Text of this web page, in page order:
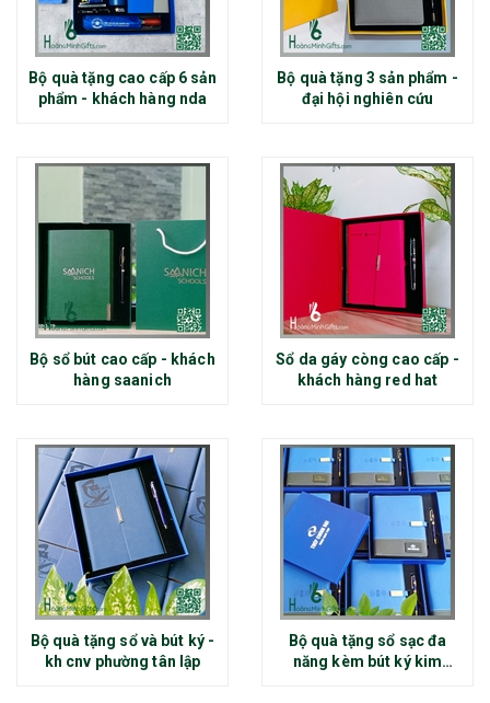
Bộ quà tặng cao cấp 6 sản
phẩm - khách hàng nda
Bộ quà tặng 3 sản phẩm -
đại hội nghiên cứu
Bộ sổ bút cao cấp - khách
hàng saanich
Sổ da gáy còng cao cấp -
khách hàng red hat
Bộ quà tặng sổ và bút ký -
kh cnv phường tân lập
Bộ quà tặng sổ sạc đa
năng kèm bút ký kim